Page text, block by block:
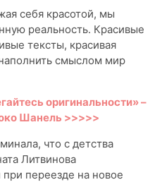
себя красотой, мы
реальность. Красивые
тексты, красивая
смыслом мир
оригинальности» –
Шанель >>>>>
что с детства
Литвинова
при переезде на новое